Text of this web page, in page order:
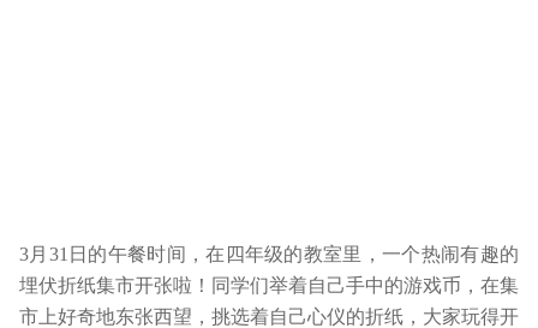
3月31日的午餐时间，在四年级的教室里，一个热闹有趣的
埋伏折纸集市开张啦！同学们举着自己手中的游戏币，在集
市上好奇地东张西望，挑选着自己心仪的折纸，大家玩得开